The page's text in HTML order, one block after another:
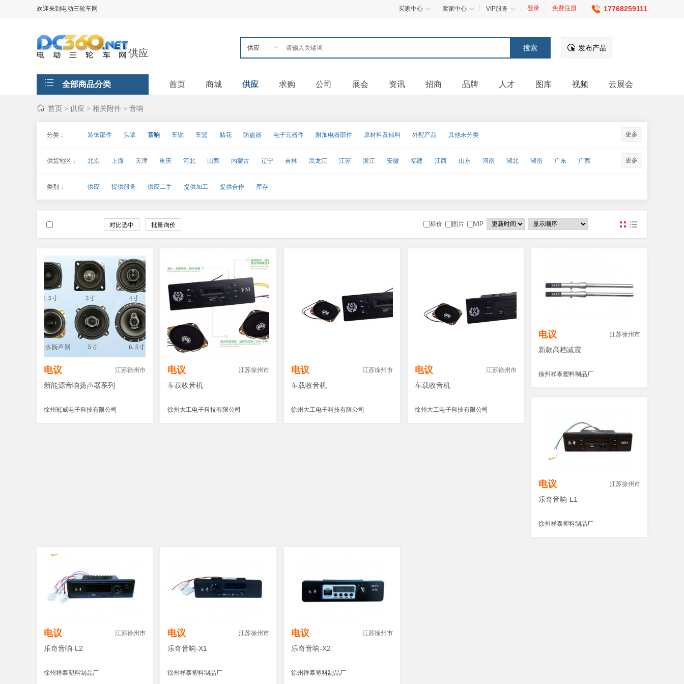
欢迎来到电动三轮车网 买家中心 卖家中心 VIP服务 登录 免费注册 17768259111
供应 发布产品
全部商品分类 首页 商城 供应 求购 公司 展会 资讯 招商 品牌 人才 图库 视频 云展会
首页 > 供应 > 相关附件 > 音响
分类： 装饰部件 头罩 音响 车锁 车篮 贴花 防盗器 电子元器件 附加电器部件 原材料及辅料 外配产品 其他未分类 更多
供货地区： 北京 上海 天津 重庆 河北 山西 内蒙古 辽宁 吉林 黑龙江 江苏 浙江 安徽 福建 江西 山东 河南 湖北 湖南 广东 广西 更多
类别： 供应 提供服务 供应二手 提供加工 提供合作 库存
标价 图片 VIP
电议 江苏徐州市
新能源音响扬声器系列
徐州冠威电子科技有限公司
电议 江苏徐州市
车载收音机
徐州大工电子科技有限公司
电议 江苏徐州市
车载收音机
徐州大工电子科技有限公司
电议 江苏徐州市
车载收音机
徐州大工电子科技有限公司
电议 江苏徐州市
新款高档减震
徐州祥泰塑料制品厂
电议 江苏徐州市
乐奇音响-L1
徐州祥泰塑料制品厂
电议 江苏徐州市
乐奇音响-L2
徐州祥泰塑料制品厂
电议 江苏徐州市
乐奇音响-X1
徐州祥泰塑料制品厂
电议 江苏徐州市
乐奇音响-X2
徐州祥泰塑料制品厂